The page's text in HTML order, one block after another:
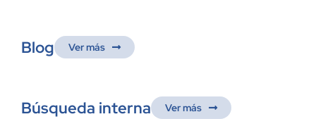
Blog Ver más
Búsqueda interna Ver más